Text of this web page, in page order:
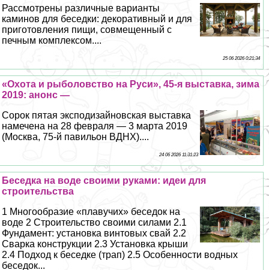
Рассмотрены различные варианты
каминов для беседки: декоративный и для
приготовления пищи, совмещенный с
печным комплексом....
25 06 2026 0:21:34
«Охота и рыболовство на Руси», 45-я выставка, зима
2019: анонс —
Сорок пятая эксподизайновская выставка
намечена на 28 февраля — 3 марта 2019
(Москва, 75-й павильон ВДНХ)....
24 06 2026 11:31:23
Беседка на воде своими руками: идеи для
строительства
1 Многообразие «плавучих» беседок на
воде 2 Строительство своими силами 2.1
Фундамент: установка винтовых свай 2.2
Сварка конструкции 2.3 Установка крыши
2.4 Подход к беседке (трап) 2.5 Особенности водных
беседок...